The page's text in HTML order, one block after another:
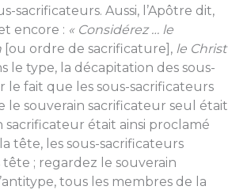
sacrificateurs. Aussi, l’Apôtre dit,
encore : « Considérez … le
[ou ordre de sacrificature], le Christ
le type, la décapitation des sous-
fait que les sous-sacrificateurs
le souverain sacrificateur seul était
était ainsi proclamé
tête, les sous-sacrificateurs
tête ; regardez le souverain
tous les membres de la